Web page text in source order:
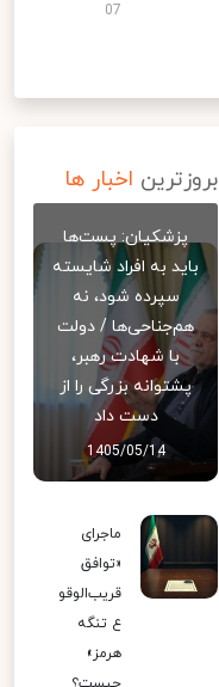
07
بروزترین اخبار ها
پزشکیان: پست‌ها
باید به افراد شایسته
سپرده شود، نه
هم‌جناحی‌ها / دولت
با شهادت رهبر،
پشتوانه بزرگی را از
دست داد
1405/05/14
ماجرای
«توافق
قریب‌الوقو
ع تنگه
هرمز»